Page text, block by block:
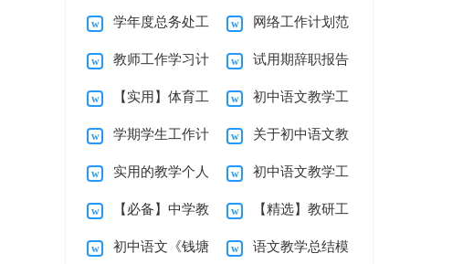
年级工作总结范文
10篇
报告十篇
学年度总务处工
作总结
网络工作计划范
文集合10篇
教师工作学习计
划15篇
试用期辞职报告
锦集五篇
【实用】体育工
作计划范文五篇
初中语文教学工
作总结模板汇编10
篇
学期学生工作计
划模板合集6篇
关于初中语文教
学工作总结6篇
实用的教学个人
工作总结8篇
初中语文教学工
作总结
【必备】中学教
研组工作计划三篇
【精选】教研工
作计划合集九篇
初中语文《钱塘 语文教学总结模